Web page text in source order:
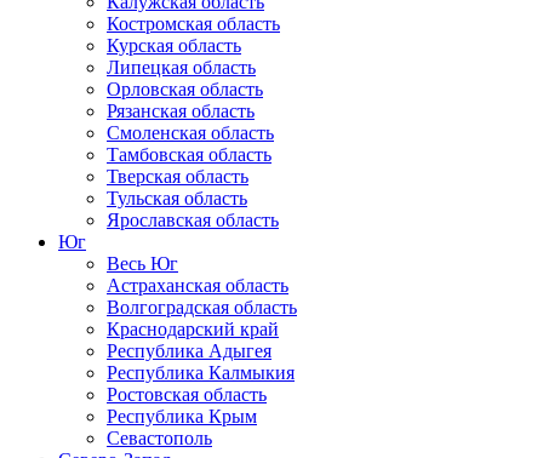
Костромская область
Курская область
Липецкая область
Орловская область
Рязанская область
Смоленская область
Тамбовская область
Тверская область
Тульская область
Ярославская область
Юг
Весь Юг
Астраханская область
Волгоградская область
Краснодарский край
Республика Адыгея
Республика Калмыкия
Ростовская область
Республика Крым
Севастополь